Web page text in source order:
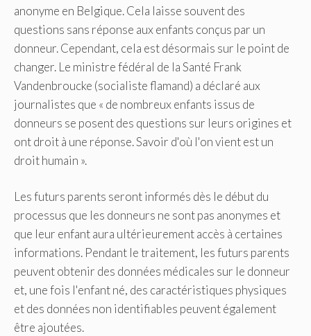
anonyme en Belgique. Cela laisse souvent des
questions sans réponse aux enfants conçus par un
donneur. Cependant, cela est désormais sur le point de
changer. Le ministre fédéral de la Santé Frank
Vandenbroucke (socialiste flamand) a déclaré aux
journalistes que « de nombreux enfants issus de
donneurs se posent des questions sur leurs origines et
ont droit à une réponse. Savoir d'où l'on vient est un
droit humain ».
Les futurs parents seront informés dès le début du
processus que les donneurs ne sont pas anonymes et
que leur enfant aura ultérieurement accès à certaines
informations. Pendant le traitement, les futurs parents
peuvent obtenir des données médicales sur le donneur
et, une fois l'enfant né, des caractéristiques physiques
et des données non identifiables peuvent également
être ajoutées.